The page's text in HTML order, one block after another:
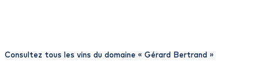
Consultez tous les vins du domaine « Gérard Bertrand »